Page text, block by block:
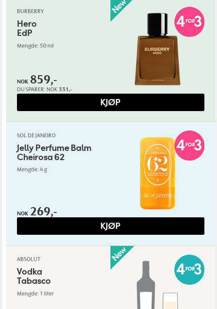
BURBERRY
Hero
EdP
Mengde: 50 ml
NOK 859,-
DU SPARER: NOK 331,-
KJØP
SOL DE JANEIRO
Jelly Perfume Balm
Cheirosa 62
Mengde: 4 g
NOK 269,-
KJØP
ABSOLUT
Vodka
Tabasco
Mengde: 1 liter